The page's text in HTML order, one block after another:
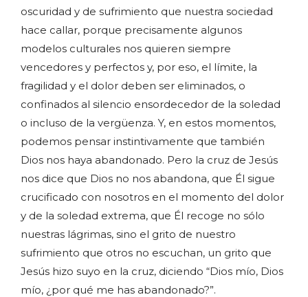
oscuridad y de sufrimiento que nuestra sociedad
hace callar, porque precisamente algunos
modelos culturales nos quieren siempre
vencedores y perfectos y, por eso, el límite, la
fragilidad y el dolor deben ser eliminados, o
confinados al silencio ensordecedor de la soledad
o incluso de la vergüenza. Y, en estos momentos,
podemos pensar instintivamente que también
Dios nos haya abandonado. Pero la cruz de Jesús
nos dice que Dios no nos abandona, que Él sigue
crucificado con nosotros en el momento del dolor
y de la soledad extrema, que Él recoge no sólo
nuestras lágrimas, sino el grito de nuestro
sufrimiento que otros no escuchan, un grito que
Jesús hizo suyo en la cruz, diciendo “Dios mío, Dios
mío, ¿por qué me has abandonado?”.